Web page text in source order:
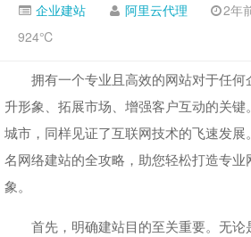
企业建站 阿里云代理
2年
924℃
拥有一个专业且高效的网站对于任
升形象、拓展市场、增强客户互动的关
城市，同样见证了互联网技术的飞速发
名网络建站的全攻略，助您轻松打造专
象。
首先，明确建站目的至关重要。无